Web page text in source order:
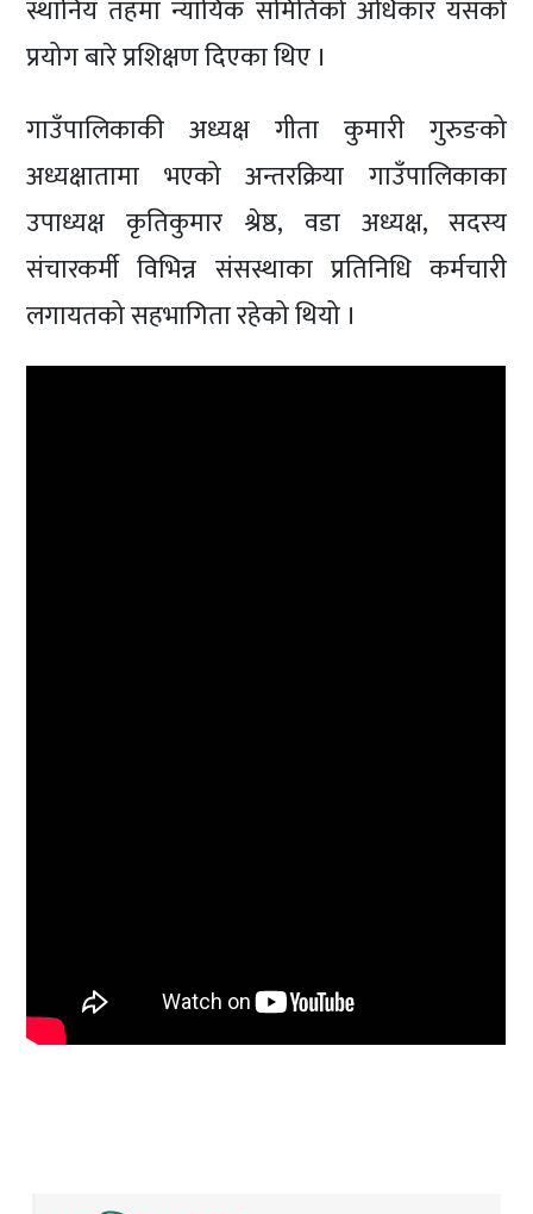
स्थानिय तहमा न्यायिक समितिको अधिकार यसको
प्रयोग बारे प्रशिक्षण दिएका थिए ।
गाउँपालिकाकी अध्यक्ष गीता कुमारी गुरुङको
अध्यक्षातामा भएको अन्तरक्रिया गाउँपालिकाका
उपाध्यक्ष कृतिकुमार श्रेष्ठ, वडा अध्यक्ष, सदस्य
संचारकर्मी विभिन्न संसस्थाका प्रतिनिधि कर्मचारी
लगायतको सहभागिता रहेको थियो ।